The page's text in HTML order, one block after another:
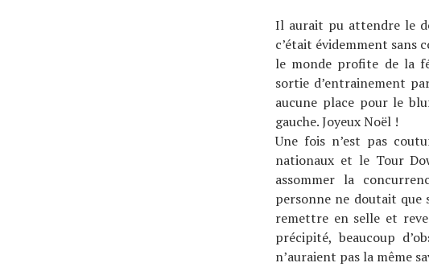
Il aurait pu attendre le
c’était évidemment sans
le monde profite de la
sortie d’entrainement
aucune place pour le
gauche. Joyeux Noël !
Une fois n’est pas
nationaux et le Tour
assommer la
personne ne doutait que
remettre en selle et
précipité, beaucoup
n’auraient pas la même